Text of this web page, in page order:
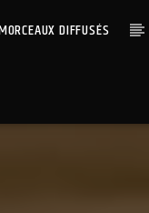
DIFFUSÉS